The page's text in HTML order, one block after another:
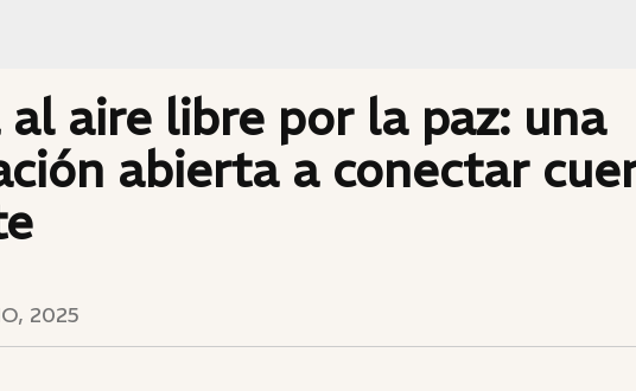
al aire libre por la paz: una
abierta a conectar
2025